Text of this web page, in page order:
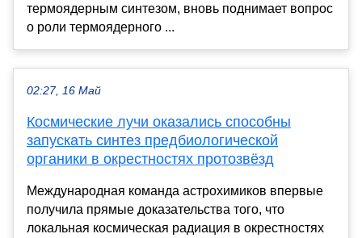
термоядерным синтезом, вновь поднимает вопрос
о роли термоядерного ...
02:27, 16 Май
Космические лучи оказались способны
запускать синтез предбиологической
органики в окрестностях протозвёзд
Международная команда астрохимиков впервые
получила прямые доказательства того, что
локальная космическая радиация в окрестностях